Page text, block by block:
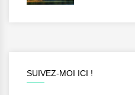
SUIVEZ-MOI ICI !